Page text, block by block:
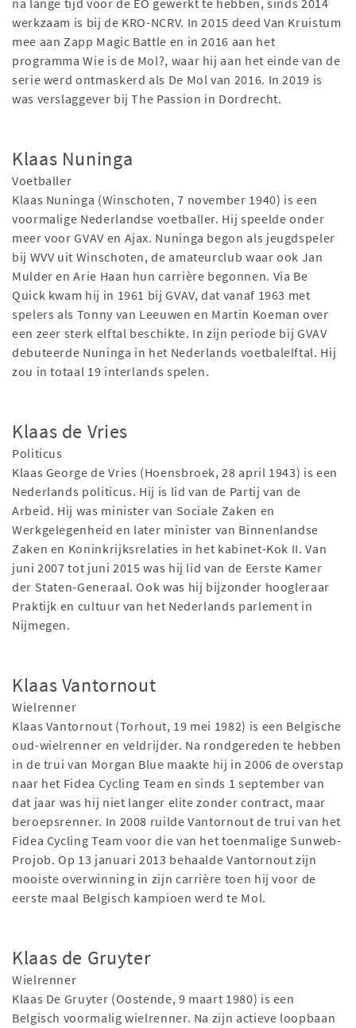
na lange tijd voor de EO gewerkt te hebben, sinds 2014
werkzaam is bij de KRO-NCRV. In 2015 deed Van Kruistum
mee aan Zapp Magic Battle en in 2016 aan het
programma Wie is de Mol?, waar hij aan het einde van de
serie werd ontmaskerd als De Mol van 2016. In 2019 is
was verslaggever bij The Passion in Dordrecht.
Klaas Nuninga
Voetballer
Klaas Nuninga (Winschoten, 7 november 1940) is een
voormalige Nederlandse voetballer. Hij speelde onder
meer voor GVAV en Ajax. Nuninga begon als jeugdspeler
bij WVV uit Winschoten, de amateurclub waar ook Jan
Mulder en Arie Haan hun carrière begonnen. Via Be
Quick kwam hij in 1961 bij GVAV, dat vanaf 1963 met
spelers als Tonny van Leeuwen en Martin Koeman over
een zeer sterk elftal beschikte. In zijn periode bij GVAV
debuteerde Nuninga in het Nederlands voetbalelftal. Hij
zou in totaal 19 interlands spelen.
Klaas de Vries
Politicus
Klaas George de Vries (Hoensbroek, 28 april 1943) is een
Nederlands politicus. Hij is lid van de Partij van de
Arbeid. Hij was minister van Sociale Zaken en
Werkgelegenheid en later minister van Binnenlandse
Zaken en Koninkrijksrelaties in het kabinet-Kok II. Van
juni 2007 tot juni 2015 was hij lid van de Eerste Kamer
der Staten-Generaal. Ook was hij bijzonder hoogleraar
Praktijk en cultuur van het Nederlands parlement in
Nijmegen.
Klaas Vantornout
Wielrenner
Klaas Vantornout (Torhout, 19 mei 1982) is een Belgische
oud-wielrenner en veldrijder. Na rondgereden te hebben
in de trui van Morgan Blue maakte hij in 2006 de overstap
naar het Fidea Cycling Team en sinds 1 september van
dat jaar was hij niet langer elite zonder contract, maar
beroepsrenner. In 2008 ruilde Vantornout de trui van het
Fidea Cycling Team voor die van het toenmalige Sunweb-
Projob. Op 13 januari 2013 behaalde Vantornout zijn
mooiste overwinning in zijn carrière toen hij voor de
eerste maal Belgisch kampioen werd te Mol.
Klaas de Gruyter
Wielrenner
Klaas De Gruyter (Oostende, 9 maart 1980) is een
Belgisch voormalig wielrenner. Na zijn actieve loopbaan